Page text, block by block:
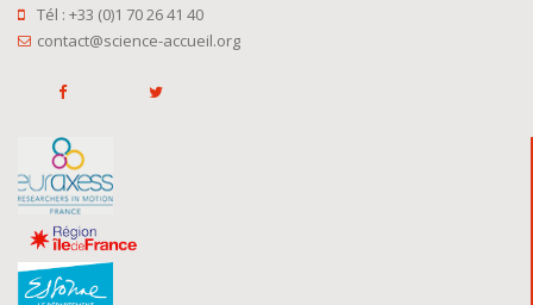
Tél : +33 (0)1 70 26 41 40
contact@science-accueil.org